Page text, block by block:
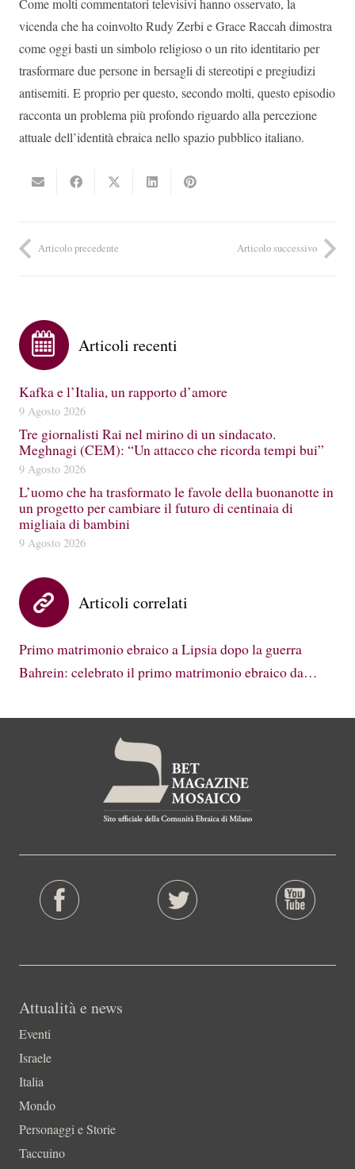
Come molti commentatori televisivi hanno osservato, la
vicenda che ha coinvolto Rudy Zerbi e Grace Raccah dimostra
come oggi basti un simbolo religioso o un rito identitario per
trasformare due persone in bersagli di stereotipi e pregiudizi
antisemiti. E proprio per questo, secondo molti, questo episodio
racconta un problema più profondo riguardo alla percezione
attuale dell’identità ebraica nello spazio pubblico italiano.
Articolo precedente Articolo successivo
Articoli recenti
Kafka e l’Italia, un rapporto d’amore
9 Agosto 2026
Tre giornalisti Rai nel mirino di un sindacato.
Meghnagi (CEM): “Un attacco che ricorda tempi bui”
9 Agosto 2026
L’uomo che ha trasformato le favole della buonanotte in
un progetto per cambiare il futuro di centinaia di
migliaia di bambini
9 Agosto 2026
Articoli correlati
Primo matrimonio ebraico a Lipsia dopo la guerra
Bahrein: celebrato il primo matrimonio ebraico da…
Attualità e news
Eventi
Israele
Italia
Mondo
Personaggi e Storie
Taccuino